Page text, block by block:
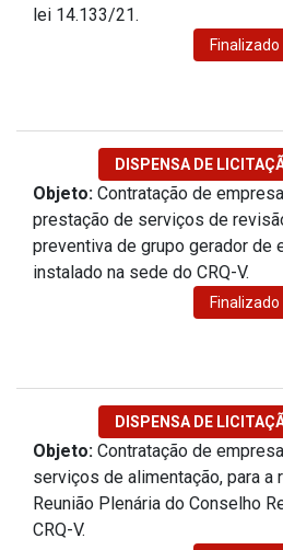
lei 14.133/21.
Finalizado
DISPENSA DE
Objeto: Contratação de
prestação de serviços de
preventiva de grupo gerador de
instalado na sede do CRQ-V.
Finalizado
DISPENSA DE
Objeto: Contratação de
serviços de alimentação, para a
Reunião Plenária do Conselho
CRQ-V.